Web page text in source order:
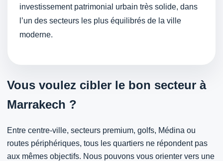
investissement patrimonial urbain très solide, dans
l’un des secteurs les plus équilibrés de la ville
moderne.
Vous voulez cibler le bon secteur à
Marrakech ?
Entre centre-ville, secteurs premium, golfs, Médina ou
routes périphériques, tous les quartiers ne répondent pas
aux mêmes objectifs. Nous pouvons vous orienter vers une